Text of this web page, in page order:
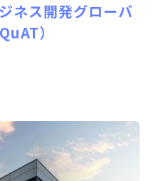
ネス開発グローバ
）